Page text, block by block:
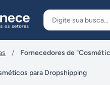
/ Fornecedores de
para Dropshipping